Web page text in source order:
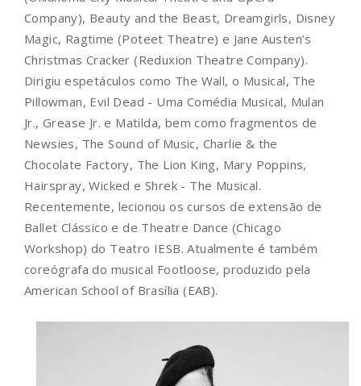
Company), Beauty and the Beast, Dreamgirls, Disney
Magic, Ragtime (Poteet Theatre) e Jane Austen’s
Christmas Cracker (Reduxion Theatre Company).
Dirigiu espetáculos como The Wall, o Musical, The
Pillowman, Evil Dead - Uma Comédia Musical, Mulan
Jr., Grease Jr. e Matilda, bem como fragmentos de
Newsies, The Sound of Music, Charlie & the
Chocolate Factory, The Lion King, Mary Poppins,
Hairspray, Wicked e Shrek - The Musical.
Recentemente, lecionou os cursos de extensão de
Ballet Clássico e de Theatre Dance (Chicago
Workshop) do Teatro IESB. Atualmente é também
coreógrafa do musical Footloose, produzido pela
American School of Brasília (EAB).